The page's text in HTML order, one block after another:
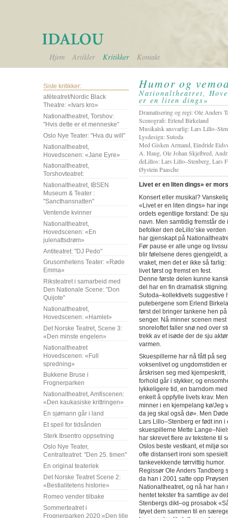
Hjem Artikler Kritikker Kontakt
Siste kritikker:
aféteatret/Nordic Black
Theatre: «Ivars kro»
Nationaltheatret, Torshov:
"Hvis dette er et menneske"
Oslo Nye Teater: "Hva du will"
Nationaltheatret,
Hovedscenen: «Jane Eyre»
Nationaltheatret,
Torshovteatret:
Nationaltheatret, IBSEN
Museum & Teater :
"Sancthansnatten"
Ventende kvinner
Nationaltheatret,
Hovedscenen: «En
julenattsdrøm»
Antiteatret: "DJ Pedo"
Grusomhetens Teater: «Røde
Emma»
Riksteatret i samarbeid med
Den Nationale Scene: "Don
Quijote"
Nationaltheatret,
Hovedscenen: «Hamlet»
Det Norske Teatret, Scene 3:
«Den minste engelen»
Nationaltheatret
Hovedscenen: «Full
spredning»
Bukkene Bruse i
Frognerparken
Nationaltheatret, Amfiscenen:
«Den kaukasiske krittringen»
En sjømann går i land
Et speil for tidsånden
Sterk Ibsentro oppsetning
Oslo Nye Teater,
Centralteatret: "Den 25. timen"
En original teaterlek
Det Norske Teatret Scene 2:
«Bestialitetens historie»
Romeo vender tilbake
Sommerteatret i
Frognerparken 2020:«Den lille
Humor og
Nationaltheatret,
er en liten dings»
Dramatisering og regi: Ole Anders
Scenografi: Erlend Birkeland
Musikalsk ansvarlig: Lars
Lysdesign: Sutoda
Med Gisken Armand, Eindride
A. Haug, Ole Johan Skjelbred,
deLillos: Lars Lillo–Stenberg, Lars
Øystein Paasche
Livet er en liten dings» er
Konsert eller musikal?
«Livet er en liten dings» har
ordets egentlige forstand: De
navn. Men samtidig fremstår
befolker den deLillo’ske
har gjenskapt på
Før pause er alle unge og
blir følelsene deres gjengjeldt,
vraket, men det er ikke så
livet først og fremst en fest.
Denne første delen kunne
del har en fin dramatisk
Sutoda–kollektivets suggestive
putebergene som Erlend
først del bringer tankene hen
senger. Nå minner scenen
snoreloftet faller snø ned over
trekk av et isøde der de sju
varmen.
Skuespillerne har nå fått på
voksenlivet og ungdomstiden
årskrisen seg med
forhold går i stykker, og
lykkeligere tid, en barndom
enkelt å oppfylle livets krav.
minner i en kjempelang kø/Jeg
da jeg skal også dø». Men
Lars Lillo–Stenberg er født inn
skuespillerne Mette
har skrevet flere av tekstene til
Oslos beste vestkant, et miljø
ofte distansert ironi som
tankevekkende tørrvittig humor.
Regissør Ole Anders
da han i 2001 satte opp
Nationaltheatret, og nå har
hentet tekster fra samtlige av
Stenbergs dikt–og prosabok
føyet dem sammen til en